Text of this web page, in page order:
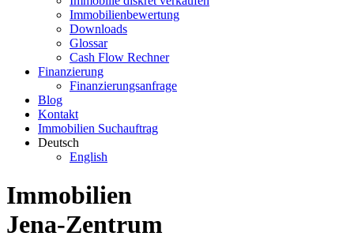
Immobilienbewertung
Downloads
Glossar
Cash Flow Rechner
Finanzierung
Finanzierungsanfrage
Blog
Kontakt
Immobilien Suchauftrag
Deutsch
English
Immobilien
Jena-Zentrum